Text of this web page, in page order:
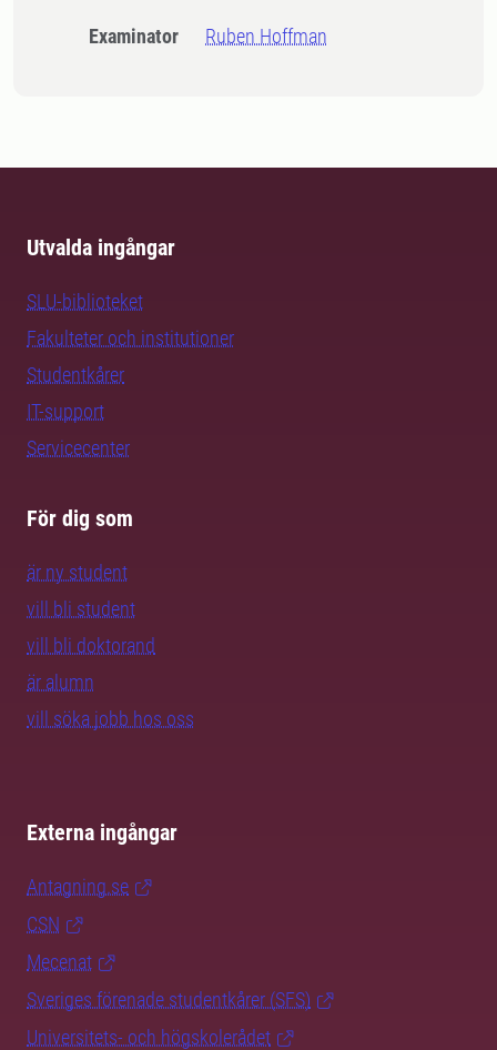
Examinator Ruben Hoffman
Utvalda ingångar
SLU-biblioteket
Fakulteter och institutioner
Studentkårer
IT-support
Servicecenter
För dig som
är ny student
vill bli student
vill bli doktorand
är alumn
vill söka jobb hos oss
Externa ingångar
Antagning.se
CSN
Mecenat
Sveriges förenade studentkårer (SFS)
Universitets- och högskolerådet